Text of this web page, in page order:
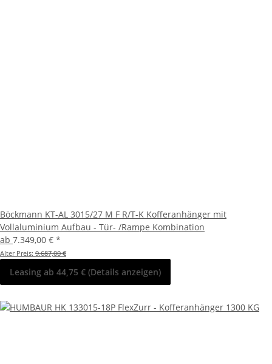
Böckmann KT-AL 3015/27 M F R/T-K Kofferanhänger mit
Vollaluminium Aufbau - Tür- /Rampe Kombination
ab 7.349,00 € *
Alter Preis: 9.687,00 €
Leasing ab 44,75 € (Details anzeigen)